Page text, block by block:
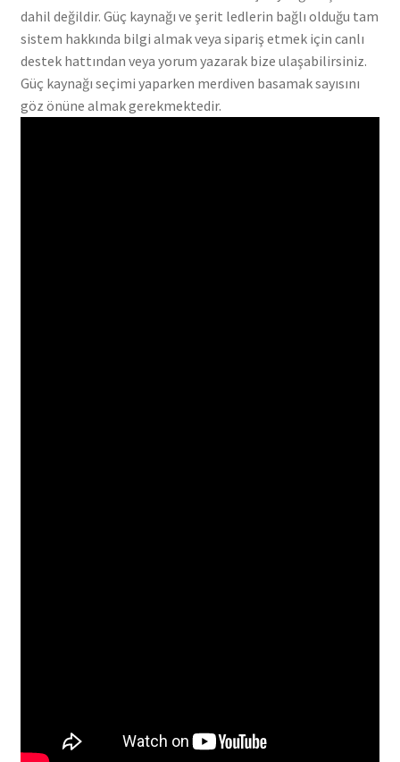
dahil değildir. Güç kaynağı ve şerit ledlerin bağlı olduğu tam
sistem hakkında bilgi almak veya sipariş etmek için canlı
destek hattından veya yorum yazarak bize ulaşabilirsiniz.
Güç kaynağı seçimi yaparken merdiven basamak sayısını
göz önüne almak gerekmektedir.